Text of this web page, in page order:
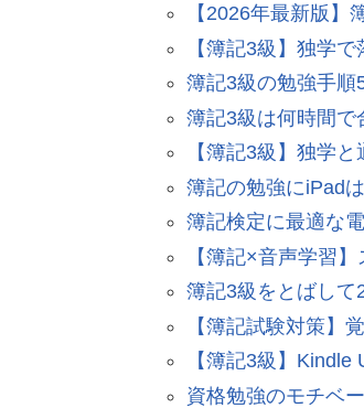
【2026年最新版
【簿記3級】独学
簿記3級の勉強手順
簿記3級は何時間で
【簿記3級】独学
簿記の勉強にiPad
簿記検定に最適な
【簿記×音声学習
簿記3級をとばして
【簿記試験対策】
【簿記3級】
資格勉強のモチベ